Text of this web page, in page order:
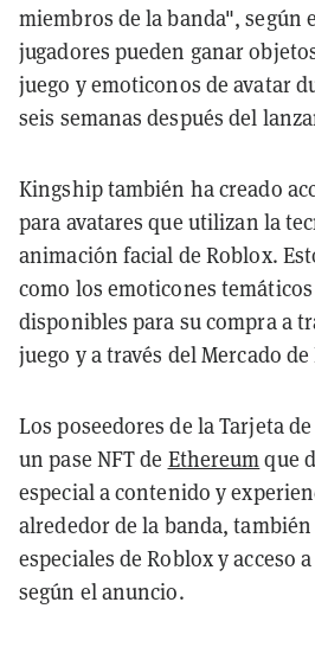
miembros de la banda", según
jugadores pueden ganar
juego y emoticonos de avatar
seis semanas después del
Kingship también ha creado
para avatares que utilizan la
animación facial de Roblox.
como los emoticones
disponibles para su compra a
juego y a través del Mercado
Los poseedores de la Tarjeta
un pase NFT de Ethereumque
especial a contenido y
alrededor de la banda,
especiales de Roblox y acceso
según el anuncio.